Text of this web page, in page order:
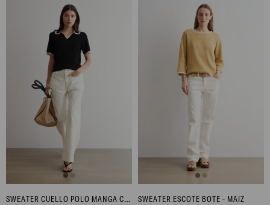
SWEATER CUELLO POLO MANGA CORTA - NEGRO SWEATER ESCOTE BOTE - MAIZ